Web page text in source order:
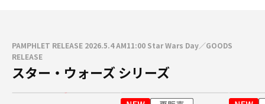
PAMPHLET RELEASE 2026.5.4 AM11:00 Star Wars Day／GOODS
RELEASE
スター・ウォーズ シリーズ